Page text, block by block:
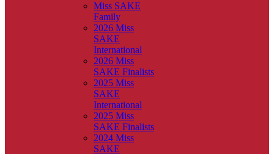
Miss SAKE
Family
2026 Miss
SAKE
International
2026 Miss
SAKE Finalists
2025 Miss
SAKE
International
2025 Miss
SAKE Finalists
2024 Miss
SAKE